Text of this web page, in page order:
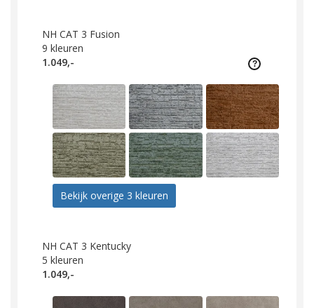
NH CAT 3 Fusion
9 kleuren
1.049,-
Bekijk overige 3 kleuren
NH CAT 3 Kentucky
5 kleuren
1.049,-